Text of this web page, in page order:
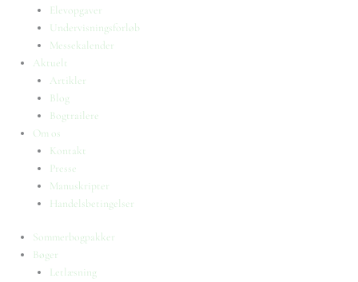
Elevopgaver
Undervisningsforløb
Messekalender
Aktuelt
Artikler
Blog
Bogtrailere
Om os
Kontakt
Presse
Manuskripter
Handelsbetingelser
Sommerbogpakker
Bøger
Letlæsning